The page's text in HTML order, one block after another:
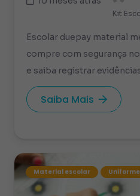
Kit
Escolar duepay material
compre com segurança
e saiba registrar
Saiba Mais
Material escolar